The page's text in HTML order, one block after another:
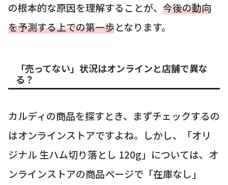
の根本的な原因を理解することが、 今後の動向
を予測する上での第一歩となります。
「売ってない」状況はオンラインと店舗で異な
る？
カルディの商品を探すとき、まずチェックするの
はオンラインストアですよね。しかし、「オリ
ジナル 生ハム切り落とし 120g」については、オ
ンラインストアの商品ページで「在庫なし」